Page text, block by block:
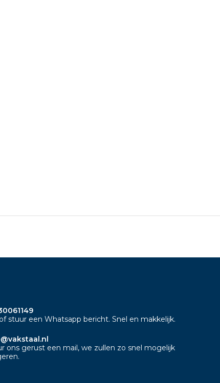
stuur een Whatsapp bericht. Snel en makkelijk.
ons gerust een mail, we zullen zo snel mogelijk